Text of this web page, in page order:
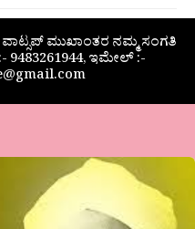
ಮುಖಾಂತರ ನಮ್ಮ ಸಂಗತಿ
9483261944, ಇಮೇಲ್ :-